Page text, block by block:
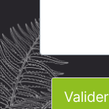
Valider